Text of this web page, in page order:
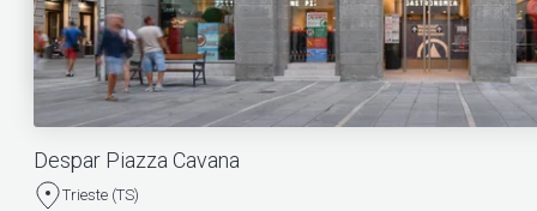
Despar Piazza Cavana
Trieste (TS)